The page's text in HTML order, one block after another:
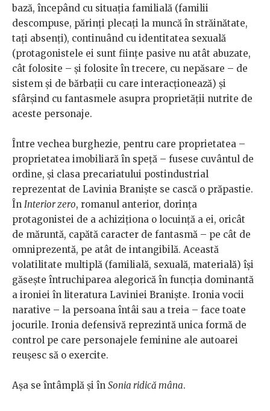
bază, începând cu situația familială (familii
descompuse, părinți plecați la muncă în străinătate,
tați absenți), continuând cu identitatea sexuală
(protagonistele ei sunt ființe pasive nu atât abuzate,
cât folosite – și folosite în trecere, cu nepăsare – de
sistem și de bărbații cu care interacționează) și
sfârșind cu fantasmele asupra proprietății nutrite de
aceste personaje.
Între vechea burghezie, pentru care proprietatea –
proprietatea imobiliară în speță – fusese cuvântul de
ordine, și clasa precariatului postindustrial
reprezentat de Lavinia Braniște se cască o prăpastie.
În Interior zero, romanul anterior, dorința
protagonistei de a achiziționa o locuință a ei, oricât
de măruntă, capătă caracter de fantasmă – pe cât de
omniprezentă, pe atât de intangibilă. Această
volatilitate multiplă (familială, sexuală, materială) își
găsește întruchiparea alegorică în funcția dominantă
a ironiei în literatura Laviniei Braniște. Ironia vocii
narative – la persoana întâi sau a treia – face toate
jocurile. Ironia defensivă reprezintă unica formă de
control pe care personajele feminine ale autoarei
reușesc să o exercite.
Așa se întâmplă și în Sonia ridică mâna.